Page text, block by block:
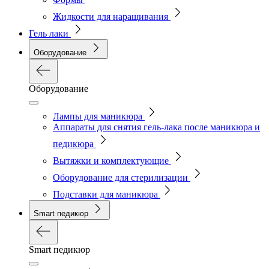
Жидкости для наращивания
Гель лаки
Оборудование
Оборудование
Лампы для маникюра
Аппараты для снятия гель-лака после маникюра и
педикюра
Вытяжки и комплектующие
Оборудование для стерилизации
Подставки для маникюра
Smart педикюр
Smart педикюр